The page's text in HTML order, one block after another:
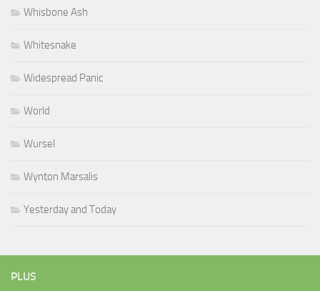
Whisbone Ash
Whitesnake
Widespread Panic
World
Wursel
Wynton Marsalis
Yesterday and Today
PLUS